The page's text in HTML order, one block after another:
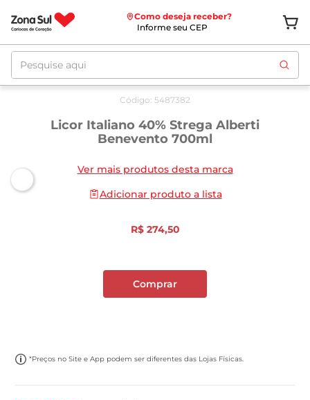
Como deseja receber?
Informe seu CEP
Pesquise aqui
Código: 5487382
Licor Italiano 40% Strega Alberti
Benevento 700ml
Ver mais produtos desta marca
Adicionar produto a lista
R$ 274,50
Comprar
*Preços no Site e App podem ser diferentes das Lojas Físicas.